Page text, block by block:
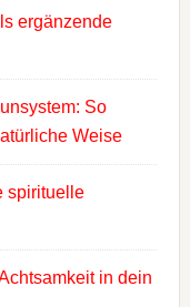
ergänzende
So
Weise
spirituelle
in dein